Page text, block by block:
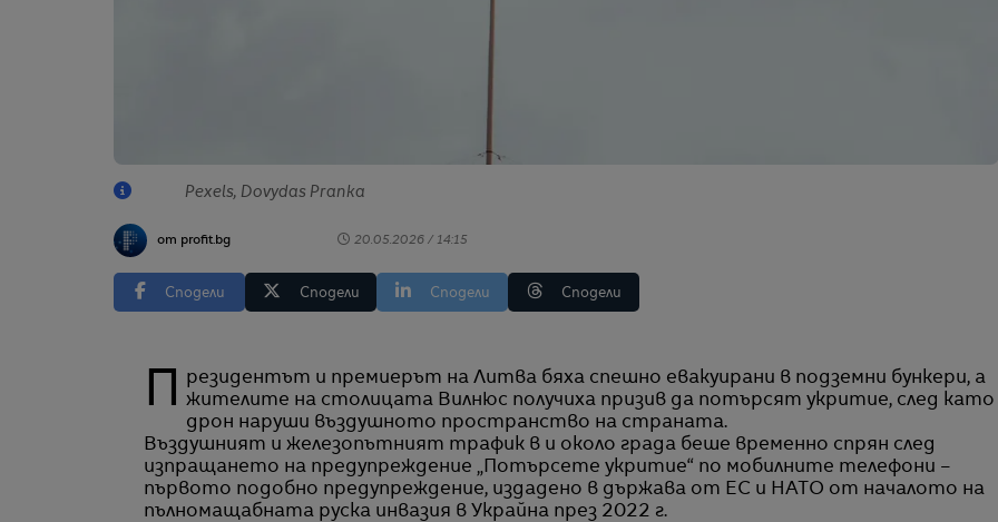
Pexels, Dovydas Pranka
от profit.bg 20.05.2026 / 14:15
Сподели Сподели Сподели Сподели
Президентът и премиерът на Литва бяха спешно евакуирани в подземни бункери, а жителите на столицата Вилнюс получиха призив да потърсят укритие, след като
дрон наруши въздушното пространство на страната.
Въздушният и железопътният трафик в и около града беше временно спрян след
изпращането на предупреждение „Потърсете укритие“ по мобилните телефони –
първото подобно предупреждение, издадено в държава от ЕС и НАТО от началото на
пълномащабната руска инвазия в Украйна през 2022 г.